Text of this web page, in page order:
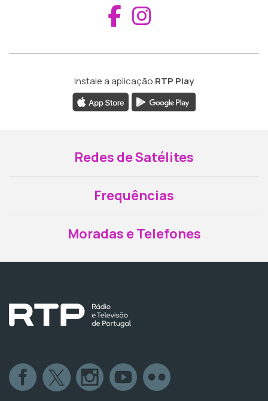
Aceder ao
Instale a aplicação RTP Play
Redes de Satélites
Frequências
Moradas e Telefones